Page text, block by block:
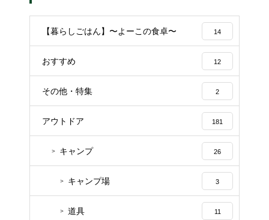
【暮らしごはん】〜よーこの食卓〜 14
おすすめ 12
その他・特集 2
アウトドア 181
キャンプ 26
キャンプ場 3
道具 11